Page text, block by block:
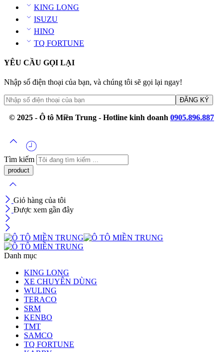
KING LONG
ISUZU
HINO
TQ FORTUNE
YÊU CẦU GỌI LẠI
Nhập số điện thoại của bạn, và chúng tôi sẽ gọi lại ngay!
© 2025 - Ô tô Miền Trung - Hotline kinh doanh 0905.896.887
Tìm kiếm
Giỏ hàng của tôi
Được xem gần đây
Danh mục
KING LONG
XE CHUYÊN DÙNG
WULING
TERACO
SRM
KENBO
TMT
SAMCO
TQ FORTUNE